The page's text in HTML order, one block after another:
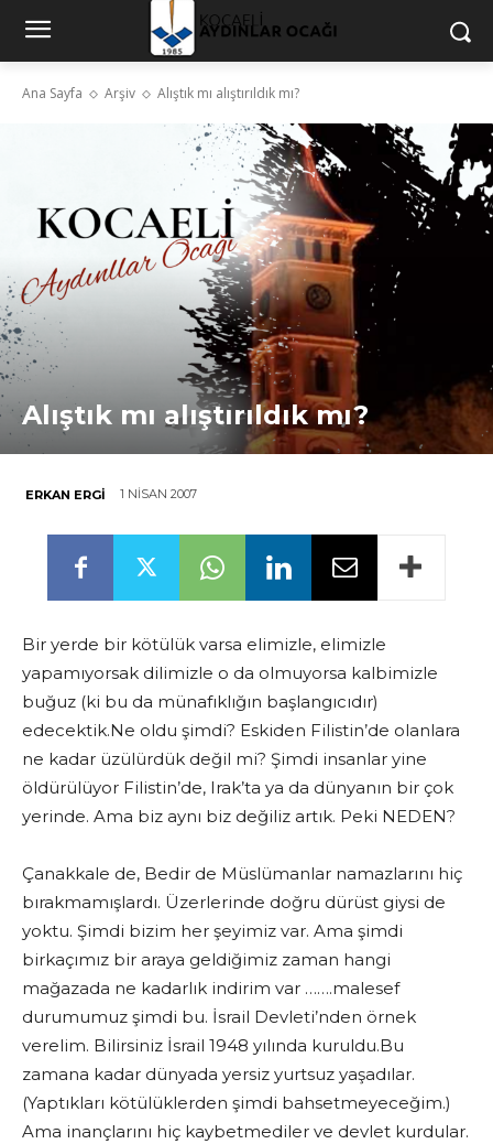
Ana Sayfa Arşiv Alıştık mı alıştırıldık mı?
Alıştık mı alıştırıldık mı?
ERKAN ERGI 1 NISAN 2007
Bir yerde bir kötülük varsa elimizle, elimizle
yapamıyorsak dilimizle o da olmuyorsa kalbimizle
buğuz (ki bu da münafıklığın başlangıcıdır)
edecektik.Ne oldu şimdi? Eskiden Filistin’de olanlara
ne kadar üzülürdük değil mi? Şimdi insanlar yine
öldürülüyor Filistin’de, Irak’ta ya da dünyanın bir çok
yerinde. Ama biz aynı biz değiliz artık. Peki NEDEN?
Çanakkale de, Bedir de Müslümanlar namazlarını hiç
bırakmamışlardı. Üzerlerinde doğru dürüst giysi de
yoktu. Şimdi bizim her şeyimiz var. Ama şimdi
birkaçımız bir araya geldiğimiz zaman hangi
mağazada ne kadarlık indirim var …….malesef
durumumuz şimdi bu. İsrail Devleti’nden örnek
verelim. Bilirsiniz İsrail 1948 yılında kuruldu.Bu
zamana kadar dünyada yersiz yurtsuz yaşadılar.
(Yaptıkları kötülüklerden şimdi bahsetmeyeceğim.)
Ama inançlarını hiç kaybetmediler ve devlet kurdular.